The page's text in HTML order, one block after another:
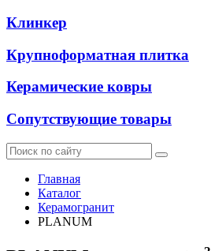
Клинкер
Крупноформатная плитка
Керамические ковры
Сопутствующие товары
Главная
Каталог
Керамогранит
PLANUM